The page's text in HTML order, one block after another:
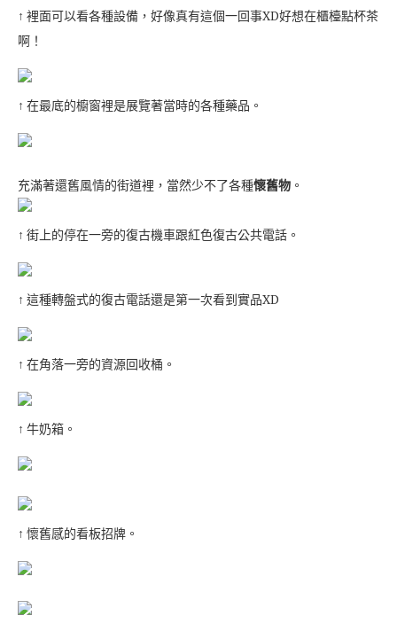
↑ 裡面可以看各種設備，好像真有這個一回事XD好想在櫃檯點杯茶
啊！
↑ 在最底的櫥窗裡是展覽著當時的各種藥品。
充滿著還舊風情的街道裡，當然少不了各種懷舊物 。
↑ 街上的停在一旁的復古機車跟紅色復古公共電話。
↑ 這種轉盤式的復古電話還是第一次看到實品XD
↑ 在角落一旁的資源回收桶。
↑ 牛奶箱。
↑ 懷舊感的看板招牌。